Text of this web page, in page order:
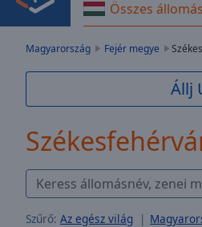
Backward
Skip
Current
Duration -:-
Loaded:
Stream
TypeLIVE
Összes állomás
Magyarország Fejér megye
Állj
Szűrő: Az egész világ